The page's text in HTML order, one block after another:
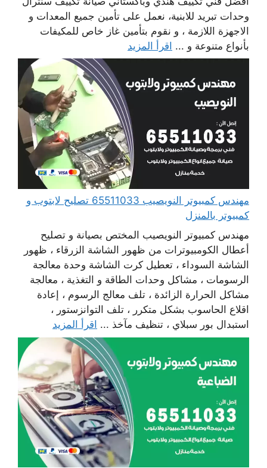
وحدات تبريد للابنية، نعمل على تأمين جميع المعدات و
الاجهزة اللازمة ، و نقوم بتأمين غاز خاص للمكيفات
بأنواع متنوعة و ... اقرأ المزيد
مهندس كمبيوتر النويصيب 65511033 تصليح لابتوب و
كمبيوتر بالمنزل
مهندس كمبيوتر النويصيب المختص بصيانة و تصليح
أعطال الكومبيوترات من ظهور الشاشة الزرقاء ، ظهور
الشاشة السوداء ، تعطيل كرت الشاشة وحدة معالجة
الرسومات ، مشاكل وحدات الطاقة و التغذية ، معالجة
مشاكل الحرارة الزائدة ، تلف معالج الرسوم ، إعادة
اقلاع الحاسوب بشكل متكرر ، تلف التوانزستور ،
استبدال بور سبلاي ، تنظيف مآخذ ... اقرأ المزيد